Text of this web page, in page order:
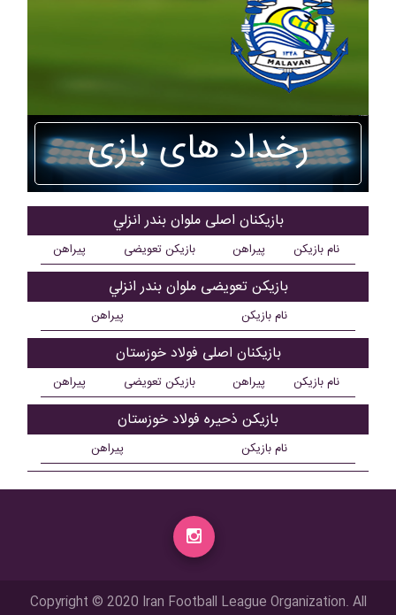
رخداد های بازی
بازیکنان اصلی ملوان بندر انزلي
نام بازیکن پیراهن بازیکن تعویضی پیراهن
بازیکن تعویضی ملوان بندر انزلي
نام بازیکن پیراهن
بازیکنان اصلی فولاد خوزستان
نام بازیکن پیراهن بازیکن تعویضی پیراهن
بازیکن ذحیره فولاد خوزستان
نام بازیکن پیراهن
Copyright © 2020 Iran Football League Organization. All